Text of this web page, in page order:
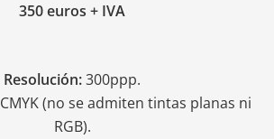
350 euros + IVA
Resolución:300ppp.
CMYK (no se admiten tintas planas ni
RGB).